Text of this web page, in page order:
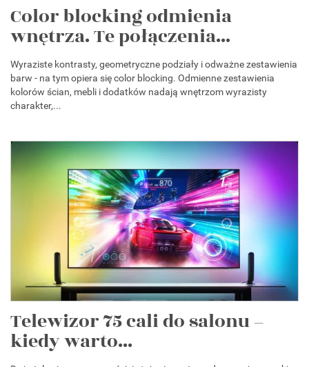
Color blocking odmienia
wnętrza. Te połączenia...
Wyraziste kontrasty, geometryczne podziały i odważne zestawienia
barw - na tym opiera się color blocking. Odmienne zestawienia
kolorów ścian, mebli i dodatków nadają wnętrzom wyrazisty
charakter,...
Telewizor 75 cali do salonu –
kiedy warto...